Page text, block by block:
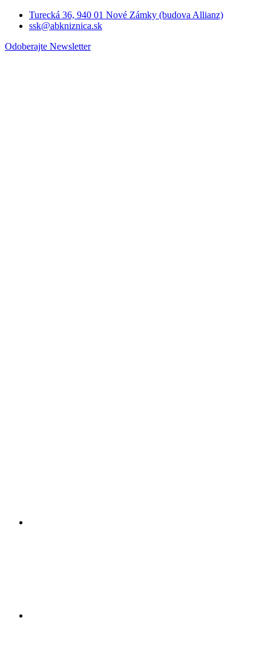
Turecká 36, 940 01 Nové Zámky (budova Allianz)
ssk@abkniznica.sk
Odoberajte Newsletter